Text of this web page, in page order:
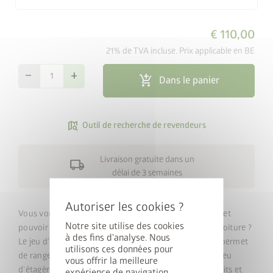
Notre site utilise des cookies
à des fins d'analyse. Nous
utilisons ces données pour
vous offrir la meilleure
€ 110,00
21% de TVA incluse. Prix applicable en BE
remove add add_shopping_cart Dans le panier
map_search Outil de recherche de revendeurs
local_shipping
Livraison gratuite dans un
délai de 3 semaines
Vous voulez ranger votre poubelle à l’abri des regards et
pouvoir ranger les produits de nettoyage pour votre voiture ?
Le jeu d’étagères pour le Biohort StoreMax 190 vous permet
de ranger toutes sortes d’objets, grands ou petits. Le jeu
d’étagères pour StoreMax 190 vous aide à stocker petits et